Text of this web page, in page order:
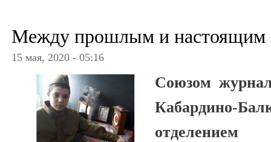
Между прошлым и настоящим
15 мая, 2020 - 05:16
Союзом
Кабардино-